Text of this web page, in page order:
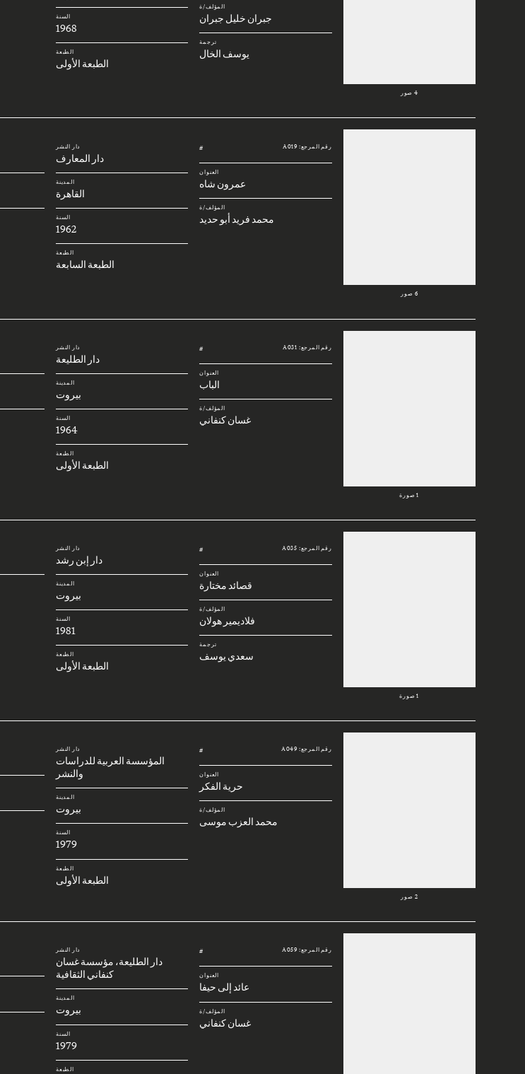
المؤلف/ة
جبران خليل جبران
ترجمة
يوسف الخال
السنة
1968
الطبعة
الطبعة الأولى
4 صور
رقم المرجع: A019 #
العنوان
عمرون شاه
المؤلف/ة
محمد فريد أبو حديد
دار النشر
دار المعارف
المدينة
القاهرة
السنة
1962
الطبعة
الطبعة السابعة
6 صور
رقم المرجع: A031 #
العنوان
الباب
المؤلف/ة
غسان كنفاني
دار النشر
دار الطليعة
المدينة
بيروت
السنة
1964
الطبعة
الطبعة الأولى
1 صورة
رقم المرجع: A035 #
العنوان
قصائد مختارة
المؤلف/ة
فلاديمير هولان
ترجمة
سعدي يوسف
دار النشر
دار إبن رشد
المدينة
بيروت
السنة
1981
الطبعة
الطبعة الأولى
1 صورة
رقم المرجع: A049 #
العنوان
حرية الفكر
المؤلف/ة
محمد العزب موسى
دار النشر
المؤسسة العربية للدراسات
والنشر
المدينة
بيروت
السنة
1979
الطبعة
الطبعة الأولى
2 صور
رقم المرجع: A059 #
العنوان
عائد إلى حيفا
المؤلف/ة
غسان كنفاني
دار النشر
دار الطليعة، مؤسسة غسان
كنفاني الثقافية
المدينة
بيروت
السنة
1979
الطبعة